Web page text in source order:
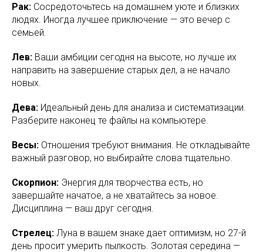
Рак: Сосредоточьтесь на домашнем уюте и близких
людях. Иногда лучшее приключение — это вечер с
семьей.
Лев: Ваши амбиции сегодня на высоте, но лучше их
направить на завершение старых дел, а не начало
новых.
Дева: Идеальный день для анализа и систематизации.
Разберите наконец те файлы на компьютере.
Весы: Отношения требуют внимания. Не откладывайте
важный разговор, но выбирайте слова тщательно.
Скорпион: Энергия для творчества есть, но
завершайте начатое, а не хватайтесь за новое.
Дисциплина — ваш друг сегодня.
Стрелец: Луна в вашем знаке дает оптимизм, но 27-й
день просит умерить пылкость. Золотая середина —